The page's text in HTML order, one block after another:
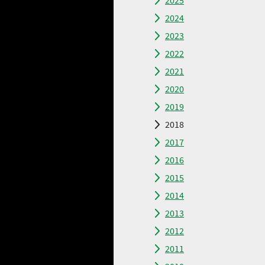
2024
2023
2022
2021
2020
2019
2018
2017
2016
2015
2014
2013
2012
2011